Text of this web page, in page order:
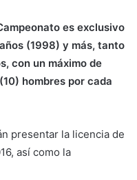
es exclusivo
(1998) y más, tanto
con un máximo de
hombres por cada
presentar la licencia de
así como la